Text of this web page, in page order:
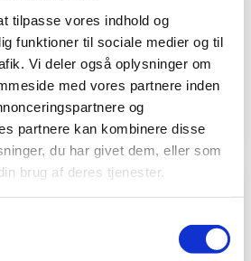
tilpasse vores indhold og
funktioner til sociale medier og til
Vi deler også oplysninger om
med vores partnere inden
og
partnere kan kombinere disse
du har givet dem, eller som
brug af deres tjenester.
have ondt for at få det
idag